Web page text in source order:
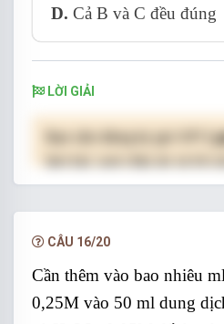
D. Cả B và C đều đúng
LỜI GIẢI
(
hạn.
CÂU 16/20
Cần thêm vào bao nhiêu
0,25M vào 50 ml dung